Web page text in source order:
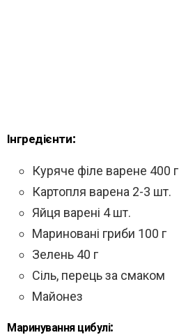
Інгредієнти:
Куряче філе варене 400 г
Картопля варена 2-3 шт.
Яйця варені 4 шт.
Мариновані гриби 100 г
Зелень 40 г
Сіль, перець за смаком
Майонез
Маринування цибулі: